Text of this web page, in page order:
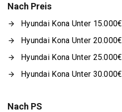
Nach Preis
Hyundai Kona Unter 15.000€
Hyundai Kona Unter 20.000€
Hyundai Kona Unter 25.000€
Hyundai Kona Unter 30.000€
Nach PS